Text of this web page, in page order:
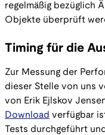
regelmäßig bezüglich
Objekte überprüft
Timing für die
Zur Messung der
dieser Stelle von uns
von Erik Ejlskov
Download verfügbar
Tests durchgeführt